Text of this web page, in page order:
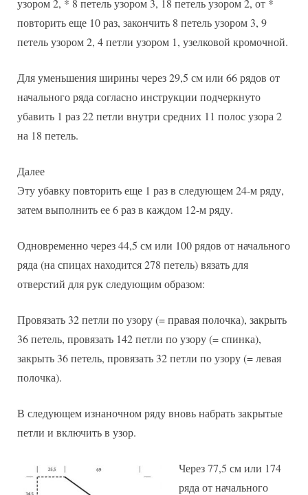
узором 2, * 8 петель узором 3, 18 петель узором 2, от *
повторить еще 10 раз, закончить 8 петель узором 3, 9
петель узором 2, 4 петли узором 1, узелковой кромочной.
Для уменьшения ширины через 29,5 см или 66 рядов от
начального ряда согласно инструкции подчеркнуто
убавить 1 раз 22 петли внутри средних 11 полос узора 2
на 18 петель.
Далее
Эту убавку повторить еще 1 раз в следующем 24-м ряду,
затем выполнить ее 6 раз в каждом 12-м ряду.
Одновременно через 44,5 см или 100 рядов от начального
ряда (на спицах находится 278 петель) вязать для
отверстий для рук следующим образом:
Провязать 32 петли по узору (= правая полочка), закрыть
36 петель, провязать 142 петли по узору (= спинка),
закрыть 36 петель, провязать 32 петли по узору (= левая
полочка).
В следующем изнаночном ряду вновь набрать закрытые
петли и включить в узор.
Через 77,5 см или 174
ряда от начального